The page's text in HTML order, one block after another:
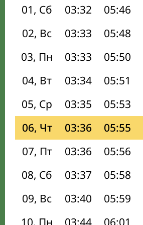
01, Сб 03:32 05:46
02, Вс
03:33 05:48
03, Пн
03:33 05:50
04, Вт
03:34 05:51
05, Ср
03:35 05:53
06, Чт
03:36 05:55
07, Пт
03:36 05:56
08, Сб
03:37 05:58
09, Вс
03:40 05:59
10, Пн
03:44 06:01